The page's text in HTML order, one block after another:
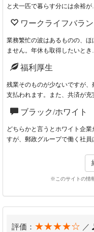
と犬一匹で暮らす分には余裕が…
ワークライフバラ
業務繁忙の波はあるものの、
ません。年休も取得したいとき…
福利厚生
残業そのものが少ないですが
支払われます。また、共済が充
ブラック/ホワイト
どちらかと言うとホワイト企
すが、郵政グループで働く社員
※このサイトの情
評価： ★★★★☆ ／